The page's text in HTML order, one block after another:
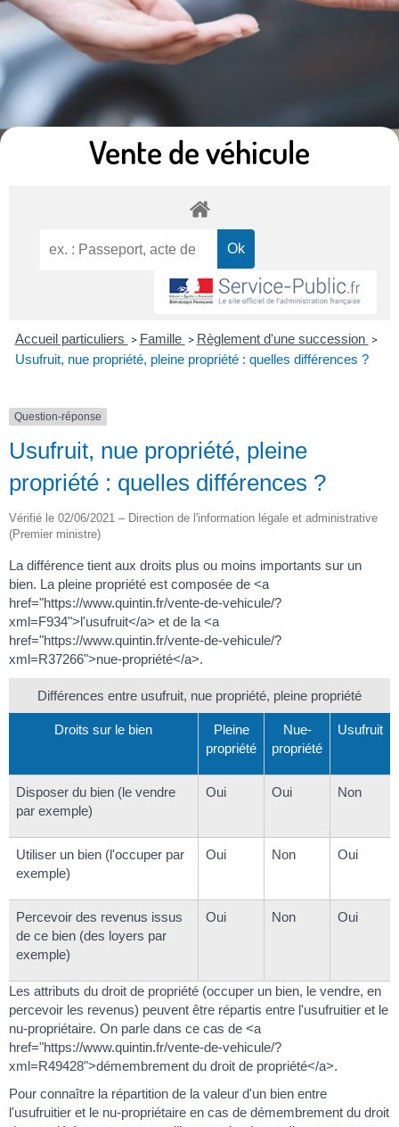
Vente de véhicule
Accueil particuliers > Famille > Règlement d'une succession >
Usufruit, nue propriété, pleine propriété : quelles différences ?
Question-réponse
Usufruit, nue propriété, pleine
propriété : quelles différences ?
Vérifié le 02/06/2021 – Direction de l'information légale et administrative
(Premier ministre)
La différence tient aux droits plus ou moins importants sur un
bien. La pleine propriété est composée de <a
href="https://www.quintin.fr/vente-de-vehicule/?
xml=F934">l'usufruit</a> et de la <a
href="https://www.quintin.fr/vente-de-vehicule/?
xml=R37266">nue-propriété</a>.
Différences entre usufruit, nue propriété, pleine propriété
Droits sur le bien
Pleine
propriété
Nue-
propriété
Usufruit
Disposer du bien (le vendre
par exemple)
Oui Oui Non
Utiliser un bien (l'occuper par
exemple)
Oui Non Oui
Percevoir des revenus issus
de ce bien (des loyers par
exemple)
Oui Non Oui
Les attributs du droit de propriété (occuper un bien, le vendre, en
percevoir les revenus) peuvent être répartis entre l'usufruitier et le
nu-propriétaire. On parle dans ce cas de <a
href="https://www.quintin.fr/vente-de-vehicule/?
xml=R49428">démembrement du droit de propriété</a>.
Pour connaître la répartition de la valeur d'un bien entre
l'usufruitier et le nu-propriétaire en cas de démembrement du droit